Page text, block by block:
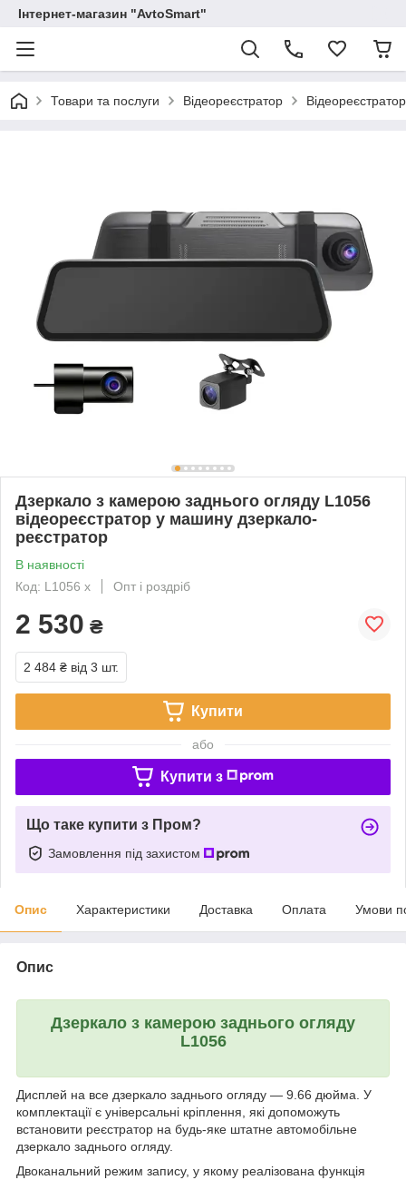
Інтернет-магазин "AvtoSmart"
Товари та послуги Відеореєстратор
Дзеркало з камерою заднього огляду L1056
відеореєстратор у машину дзеркало-
реєстратор
В наявності
Код: L1056 х
Опт і роздріб
2 530 ₴
2 484 ₴ від 3 шт.
Купити
або
Купити з
Що таке купити з Пром?
Замовлення під захистом
Опис Характеристики Доставка Оплата Умови
Опис
Дзеркало з камерою заднього огляду
L1056
Дисплей на все дзеркало заднього огляду — 9.66 дюйма. У
комплектації є універсальні кріплення, які допоможуть
встановити реєстратор на будь-яке штатне автомобільне
дзеркало заднього огляду.
Двоканальний режим запису, у якому реалізована функція